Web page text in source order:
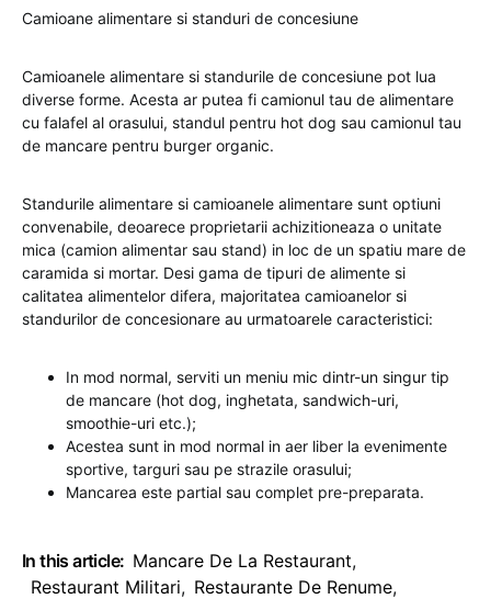
Camioane alimentare si standuri de concesiune
Camioanele alimentare si standurile de concesiune pot lua
diverse forme. Acesta ar putea fi camionul tau de alimentare
cu falafel al orasului, standul pentru hot dog sau camionul tau
de mancare pentru burger organic.
Standurile alimentare si camioanele alimentare sunt optiuni
convenabile, deoarece proprietarii achizitioneaza o unitate
mica (camion alimentar sau stand) in loc de un spatiu mare de
caramida si mortar. Desi gama de tipuri de alimente si
calitatea alimentelor difera, majoritatea camioanelor si
standurilor de concesionare au urmatoarele caracteristici:
In mod normal, serviti un meniu mic dintr-un singur tip
de mancare (hot dog, inghetata, sandwich-uri,
smoothie-uri etc.);
Acestea sunt in mod normal in aer liber la evenimente
sportive, targuri sau pe strazile orasului;
Mancarea este partial sau complet pre-preparata.
In this article: Mancare De La Restaurant,
Restaurant Militari, Restaurante De Renume,